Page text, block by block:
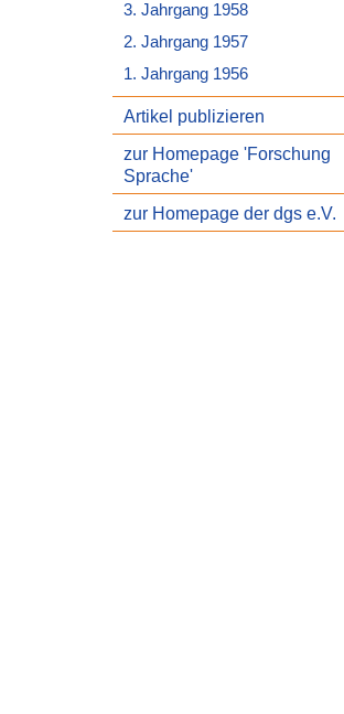
3. Jahrgang 1958
2. Jahrgang 1957
1. Jahrgang 1956
Artikel publizieren
zur Homepage 'Forschung
Sprache'
zur Homepage der dgs e.V.